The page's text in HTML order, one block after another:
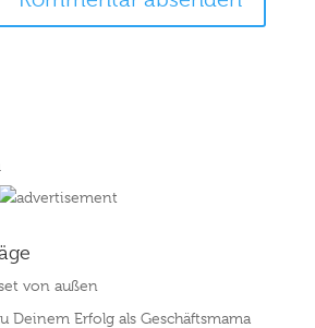
von außen
Deinem Erfolg als Geschäftsmama